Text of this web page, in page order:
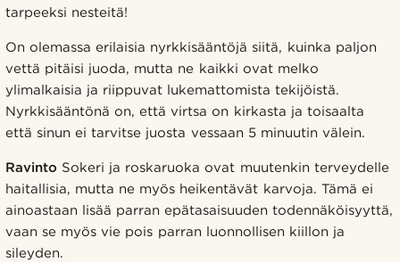
tarpeeksi nesteitä!
On olemassa erilaisia nyrkkisääntöjä siitä, kuinka paljon
vettä pitäisi juoda, mutta ne kaikki ovat melko
ylimalkaisia ja riippuvat lukemattomista tekijöistä.
Nyrkkisääntönä on, että virtsa on kirkasta ja toisaalta
että sinun ei tarvitse juosta vessaan 5 minuutin välein.
Ravinto Sokeri ja roskaruoka ovat muutenkin terveydelle
haitallisia, mutta ne myös heikentävät karvoja. Tämä ei
ainoastaan lisää parran epätasaisuuden todennäköisyyttä,
vaan se myös vie pois parran luonnollisen kiillon ja
sileyden.